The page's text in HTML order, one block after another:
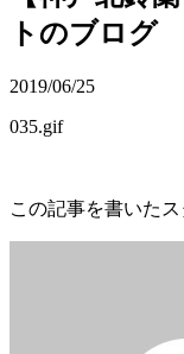
トのブログ
2019/06/25
035.gif
この記事を書いたス